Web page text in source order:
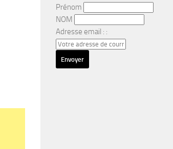
Prénom
NOM
Adresse email : :